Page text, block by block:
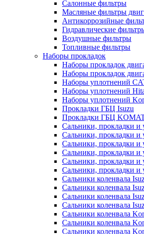
Салонные фильтры
Масляные фильтры
Антикоррозийные
Гидравлические
Воздушные фильтры
Топливные фильтры
Наборы прокладок
Наборы прокладок
Наборы прокладок
Наборы уплотнений
Наборы уплотнений
Наборы уплотнений
Прокладки ГБЦ Isuzu
Прокладки ГБЦ
Сальники, прокладки и
Сальники, прокладки и
Сальники, прокладки и
Сальники, прокладки и
Сальники, прокладки и
Сальники, прокладки и
Сальники коленвала
Сальники коленвала
Сальники коленвала
Сальники коленвала
Сальники коленвала
Сальники коленвала
Сальники коленвала